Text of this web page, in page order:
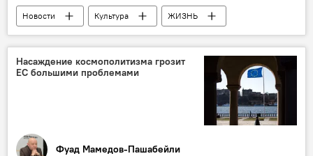
Новости Культура
ЖИЗНЬ
Азербайджан
Здоровье
Айгюн Кязымова
Коронавирус
Насаждение космополитизма грозит
ЕС большими проблемами
Фуад Мамедов-Пашабейли